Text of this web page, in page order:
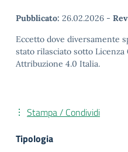
Pubblicato: 26.02.2026 -
Eccetto dove diversamente
stato rilasciato sotto Licenza
Attribuzione 4.0 Italia.
Stampa / Condividi
Tipologia